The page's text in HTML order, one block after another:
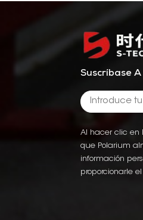
Suscríbase
Al hacer clic en
que Polarium
información
proporcionarle